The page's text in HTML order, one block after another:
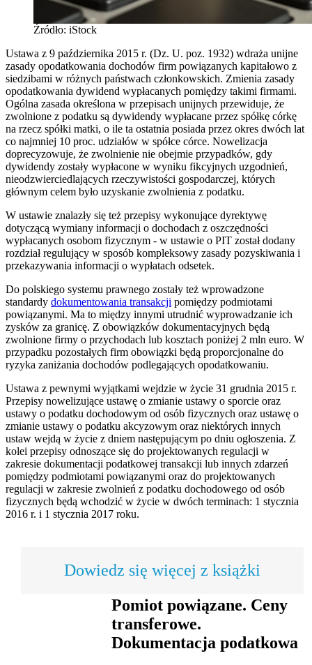
Źródło: iStock
Ustawa z 9 października 2015 r. (Dz. U. poz. 1932) wdraża unijne
zasady opodatkowania dochodów firm powiązanych kapitałowo z
siedzibami w różnych państwach członkowskich. Zmienia zasady
opodatkowania dywidend wypłacanych pomiędzy takimi firmami.
Ogólna zasada określona w przepisach unijnych przewiduje, że
zwolnione z podatku są dywidendy wypłacane przez spółkę córkę
na rzecz spółki matki, o ile ta ostatnia posiada przez okres dwóch lat
co najmniej 10 proc. udziałów w spółce córce. Nowelizacja
doprecyzowuje, że zwolnienie nie obejmie przypadków, gdy
dywidendy zostały wypłacone w wyniku fikcyjnych uzgodnień,
nieodzwierciedlających rzeczywistości gospodarczej, których
głównym celem było uzyskanie zwolnienia z podatku.
W ustawie znalazły się też przepisy wykonujące dyrektywę
dotyczącą wymiany informacji o dochodach z oszczędności
wypłacanych osobom fizycznym - w ustawie o PIT został dodany
rozdział regulujący w sposób kompleksowy zasady pozyskiwania i
przekazywania informacji o wypłatach odsetek.
Do polskiego systemu prawnego zostały też wprowadzone
standardy dokumentowania transakcji pomiędzy podmiotami
powiązanymi. Ma to między innymi utrudnić wyprowadzanie ich
zysków za granicę. Z obowiązków dokumentacyjnych będą
zwolnione firmy o przychodach lub kosztach poniżej 2 mln euro. W
przypadku pozostałych firm obowiązki będą proporcjonalne do
ryzyka zaniżania dochodów podlegających opodatkowaniu.
Ustawa z pewnymi wyjątkami wejdzie w życie 31 grudnia 2015 r.
Przepisy nowelizujące ustawę o zmianie ustawy o sporcie oraz
ustawy o podatku dochodowym od osób fizycznych oraz ustawę o
zmianie ustawy o podatku akcyzowym oraz niektórych innych
ustaw wejdą w życie z dniem następującym po dniu ogłoszenia. Z
kolei przepisy odnoszące się do projektowanych regulacji w
zakresie dokumentacji podatkowej transakcji lub innych zdarzeń
pomiędzy podmiotami powiązanymi oraz do projektowanych
regulacji w zakresie zwolnień z podatku dochodowego od osób
fizycznych będą wchodzić w życie w dwóch terminach: 1 stycznia
2016 r. i 1 stycznia 2017 roku.
Dowiedz się więcej z książki
Pomiot powiązane. Ceny
transferowe.
Dokumentacja podatkowa